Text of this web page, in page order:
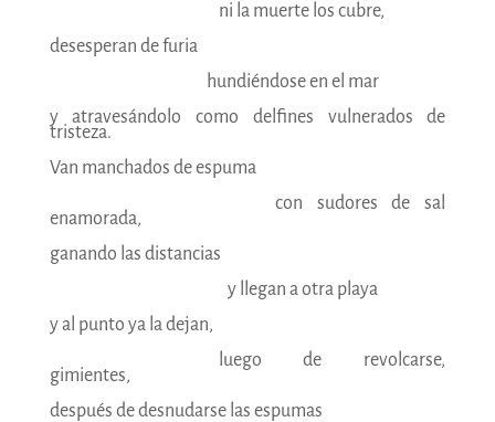
ni la muerte los cubre,
desesperan de furia
hundiéndose en el mar
y atravesándolo como delfines vulnerados de
tristeza.
Van manchados de espuma
con sudores de sal
enamorada,
ganando las distancias
y llegan a otra playa
y al punto ya la dejan,
luego de revolcarse,
gimientes,
después de desnudarse las espumas